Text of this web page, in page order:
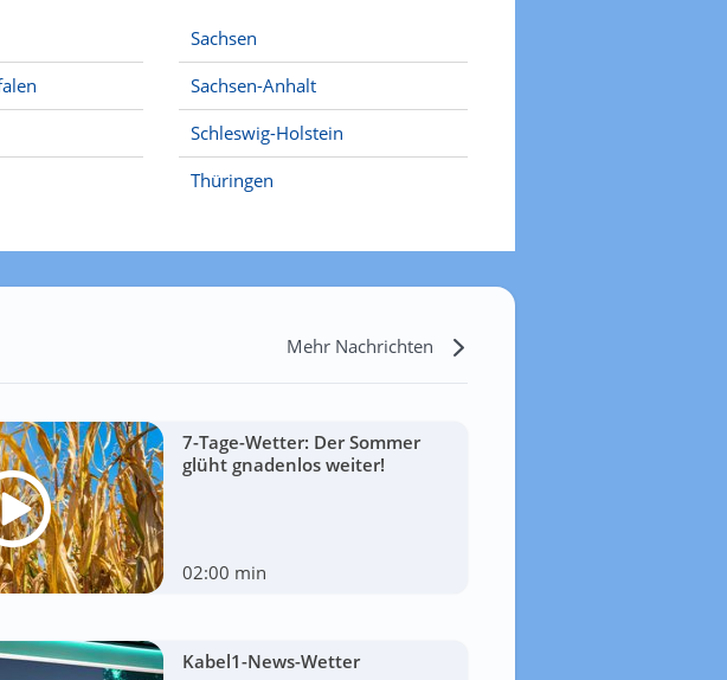
Sachsen
Sachsen-Anhalt
Schleswig-Holstein
Thüringen
Mehr Nachrichten
7-Tage-Wetter: Der Sommer
glüht gnadenlos weiter!
02:00 min
Kabel1-News-Wetter